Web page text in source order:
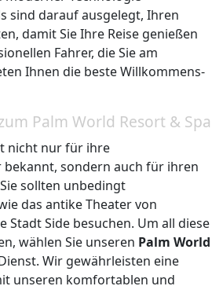
sind darauf ausgelegt, Ihren
damit Sie Ihre Reise genießen
Fahrer, die Sie am
Ihnen die beste Willkommens-
Palm World Resort & Spa
nicht nur für ihre
sondern auch für ihren
sollten unbedingt
das antike Theater von
Stadt Side besuchen. Um all diese
wählen Sie unseren Palm World
Wir gewährleisten eine
unseren komfortablen und